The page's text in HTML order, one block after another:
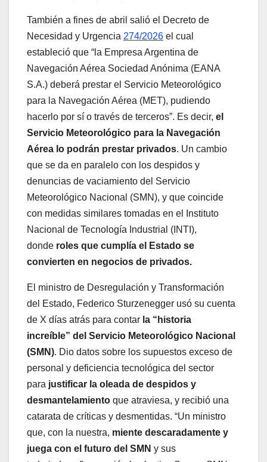
También a fines de abril salió el Decreto de
Necesidad y Urgencia 274/2026 el cual
estableció que “la Empresa Argentina de
Navegación Aérea Sociedad Anónima (EANA
S.A.) deberá prestar el Servicio Meteorológico
para la Navegación Aérea (MET), pudiendo
hacerlo por sí o través de terceros”. Es decir, el
Servicio Meteorológico para la Navegación
Aérea lo podrán prestar privados. Un cambio
que se da en paralelo con los despidos y
denuncias de vaciamiento del Servicio
Meteorológico Nacional (SMN), y que coincide
con medidas similares tomadas en el Instituto
Nacional de Tecnología Industrial (INTI),
donde roles que cumplía el Estado se
convierten en negocios de privados.
El ministro de Desregulación y Transformación
del Estado, Federico Sturzenegger usó su cuenta
de X días atrás para contar la “historia
increíble” del Servicio Meteorológico Nacional
(SMN). Dio datos sobre los supuestos exceso de
personal y deficiencia tecnológica del sector
para justificar la oleada de despidos y
desmantelamiento que atraviesa, y recibió una
catarata de críticas y desmentidas. “Un ministro
que, con la nuestra, miente descaradamente y
juega con el futuro del SMN y sus